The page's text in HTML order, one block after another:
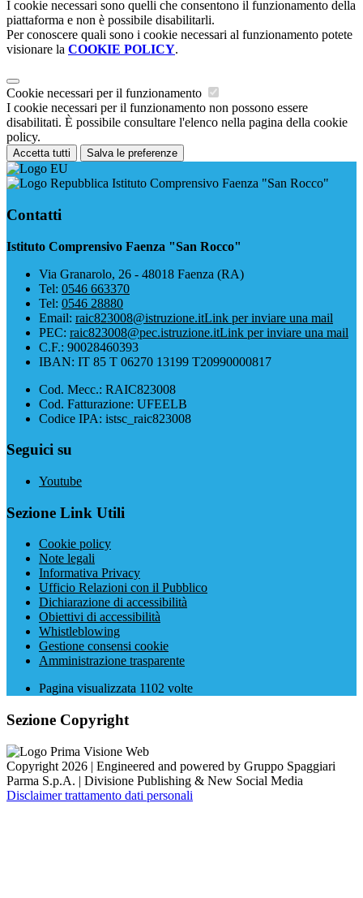
I cookie necessari sono quelli che consentono il funzionamento della
piattaforma e non è possibile disabilitarli.
Per conoscere quali sono i cookie necessari al funzionamento potete
visionare la COOKIE POLICY.
Cookie necessari per il funzionamento
I cookie necessari per il funzionamento non possono essere
disabilitati. È possibile consultare l'elenco nella pagina della cookie
policy.
Accetta tutti Salva le preferenze
Istituto Comprensivo Faenza "San Rocco"
Contatti
Istituto Comprensivo Faenza "San Rocco"
Via Granarolo, 26 - 48018 Faenza (RA)
Tel: 0546 663370
Tel: 0546 28880
Email: raic823008@istruzione.itLink per inviare una mail
PEC: raic823008@pec.istruzione.itLink per inviare una mail
C.F.: 90028460393
IBAN: IT 85 T 06270 13199 T20990000817
Cod. Mecc.: RAIC823008
Cod. Fatturazione: UFEELB
Codice IPA: istsc_raic823008
Seguici su
Youtube
Sezione Link Utili
Cookie policy
Note legali
Informativa Privacy
Ufficio Relazioni con il Pubblico
Dichiarazione di accessibilità
Obiettivi di accessibilità
Whistleblowing
Gestione consensi cookie
Amministrazione trasparente
Pagina visualizzata 1102 volte
Sezione Copyright
Copyright 2026 | Engineered and powered by Gruppo Spaggiari
Parma S.p.A. | Divisione Publishing & New Social Media
Disclaimer trattamento dati personali